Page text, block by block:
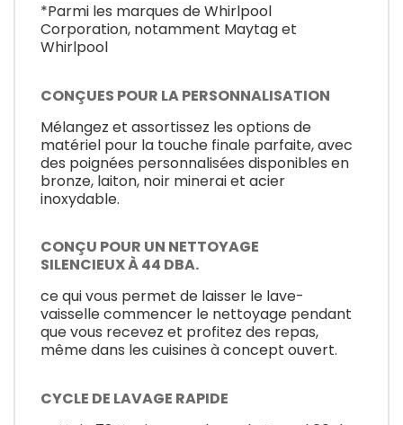
*Parmi les marques de Whirlpool
Corporation, notamment Maytag et
Whirlpool
CONÇUES POUR LA PERSONNALISATION
Mélangez et assortissez les options de
matériel pour la touche finale parfaite, avec
des poignées personnalisées disponibles en
bronze, laiton, noir minerai et acier
inoxydable.
CONÇU POUR UN NETTOYAGE
SILENCIEUX À 44 DBA.
ce qui vous permet de laisser le lave-
vaisselle commencer le nettoyage pendant
que vous recevez et profitez des repas,
même dans les cuisines à concept ouvert.
CYCLE DE LAVAGE RAPIDE